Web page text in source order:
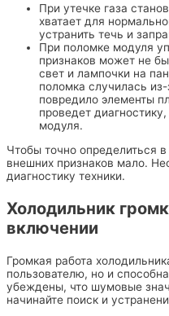
При утечке газа
хватает для
устранить течь и
При поломке модуля
признаков может не
свет и лампочки на
поломка случилась
повредило элементы
проведет
модуля.
Чтобы точно определиться
внешних признаков мало.
диагностику техники.
Холодильник
включении
Громкая работа
пользователю, но и
убеждены, что шумовые
начинайте поиск и